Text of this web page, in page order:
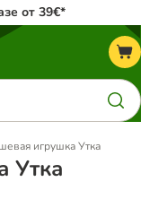
от 39€*
игрушка Утка
Утка